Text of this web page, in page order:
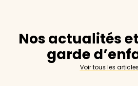
Nos actualités
garde
Voir tous les articles